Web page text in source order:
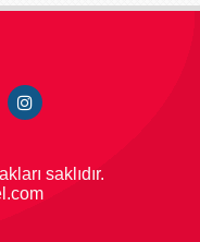
saklıdır.